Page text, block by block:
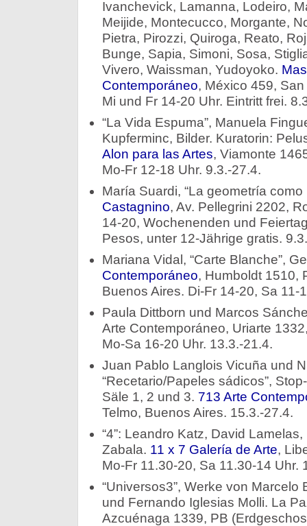
Ivanchevick, Lamanna, Lodeiro,
Meijide, Montecucco, Morgante,
Pietra, Pirozzi, Quiroga, Reato,
Bunge, Sapia, Simoni, Sosa,
Vivero, Waissman, Yudoyoko.
Contemporáneo, México 459,
Mi und Fr 14-20 Uhr. Eintritt frei.
“La Vida Espuma”, Manuela
Kupferminc, Bilder. Kuratorin:
Alon para las Artes, Viamonte
Mo-Fr 12-18 Uhr. 9.3.-27.4.
María Suardi, “La geometría
Castagnino, Av. Pellegrini 2202,
14-20, Wochenenden und
Pesos, unter 12-Jährige gratis.
Mariana Vidal, “Carte Blanche”,
Contemporáneo, Humboldt 1510,
Buenos Aires. Di-Fr 14-20, Sa 11-
Paula Dittborn und Marcos
Arte Contemporáneo, Uriarte
Mo-Sa 16-20 Uhr. 13.3.-21.4.
Juan Pablo Langlois Vicuña und
“Recetario/Papeles sádicos”,
Säle 1, 2 und 3. 713 Arte
Telmo, Buenos Aires. 15.3.-27.4.
“4”: Leandro Katz, David
Zabala. 11 x 7 Galería de Arte,
Mo-Fr 11.30-20, Sa 11.30-14 Uhr.
“Universos3”, Werke von Marcelo
und Fernando Iglesias Molli. La
Azcuénaga 1339, PB